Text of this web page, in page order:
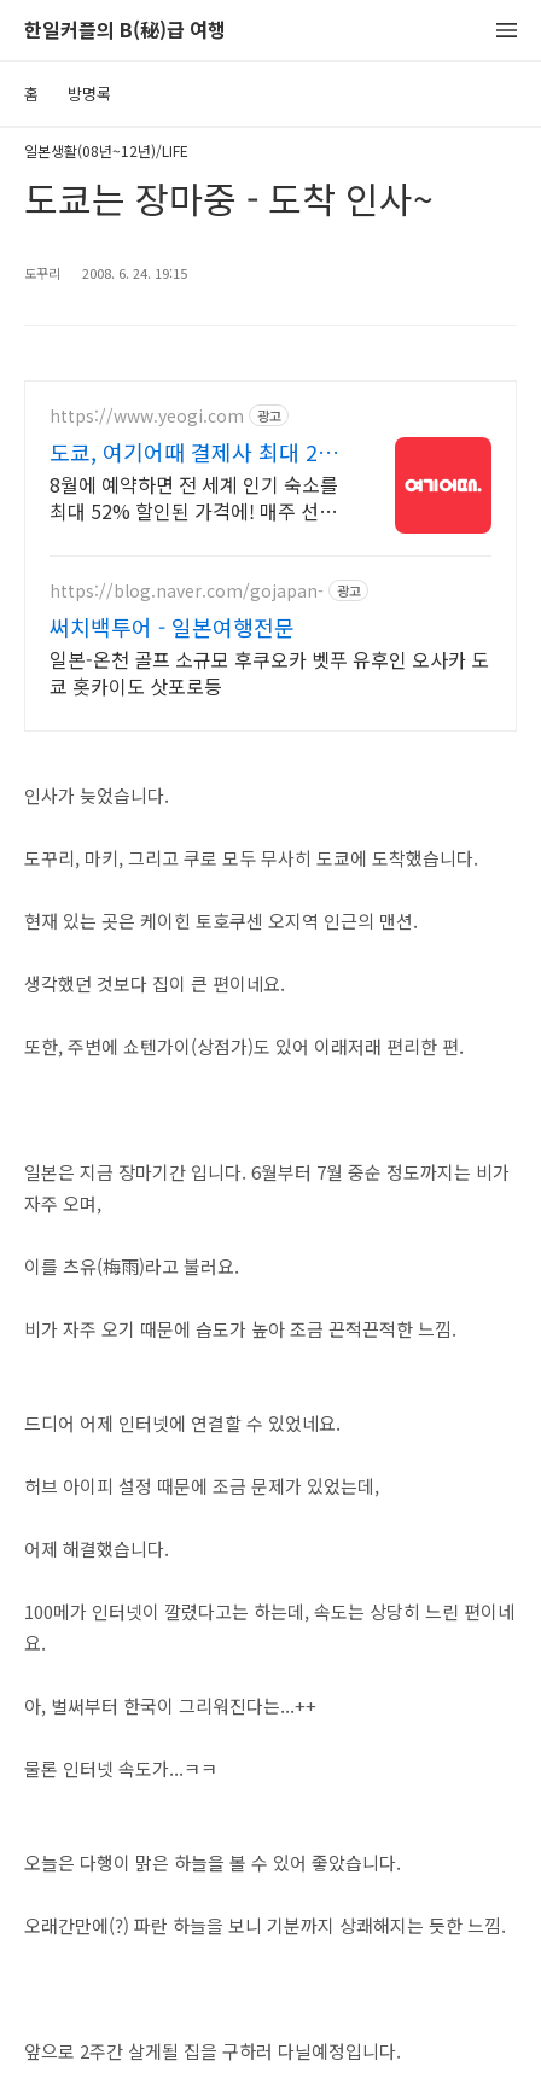
한일커플의 B(秘)급 여행
홈 방명록
일본생활(08년~12년)/LIFE
도쿄는 장마중 - 도착 인사~
도꾸리 2008. 6. 24. 19:15
https://www.yeogi.com 광고
도쿄, 여기어때 결제사 최대 2만
원 추가할인
8월에 예약하면 전 세계 인기 숙소를
최대 52% 할인된 가격에! 매주 선착
https://blog.naver.com/gojapan- 광고
써치백투어 - 일본여행전문
일본-온천 골프 소규모 후쿠오카 벳푸 유후인 오사카 도
쿄 홋카이도 삿포로등
인사가 늦었습니다.
도꾸리, 마키, 그리고 쿠로 모두 무사히 도쿄에 도착했습니다.
현재 있는 곳은 케이힌 토호쿠센 오지역 인근의 맨션.
생각했던 것보다 집이 큰 편이네요.
또한, 주변에 쇼텐가이(상점가)도 있어 이래저래 편리한 편.
일본은 지금 장마기간 입니다. 6월부터 7월 중순 정도까지는 비가
자주 오며,
이를 츠유(梅雨)라고 불러요.
비가 자주 오기 때문에 습도가 높아 조금 끈적끈적한 느낌.
드디어 어제 인터넷에 연결할 수 있었네요.
허브 아이피 설정 때문에 조금 문제가 있었는데,
어제 해결했습니다.
100메가 인터넷이 깔렸다고는 하는데, 속도는 상당히 느린 편이네
요.
아, 벌써부터 한국이 그리워진다는...++
물론 인터넷 속도가...ㅋㅋ
오늘은 다행이 맑은 하늘을 볼 수 있어 좋았습니다.
오래간만에(?) 파란 하늘을 보니 기분까지 상쾌해지는 듯한 느낌.
앞으로 2주간 살게될 집을 구하러 다닐예정입니다.